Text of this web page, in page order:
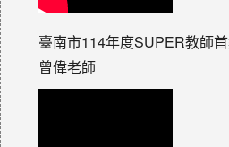
臺南市114年度SUPER教師
曾偉老師